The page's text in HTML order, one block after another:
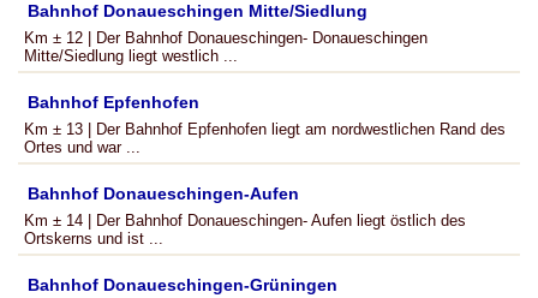
Bahnhof Donaueschingen Mitte/Siedlung
Km ± 12 | Der Bahnhof Donaueschingen- Donaueschingen
Mitte/Siedlung liegt westlich ...
Bahnhof Epfenhofen
Km ± 13 | Der Bahnhof Epfenhofen liegt am nordwestlichen Rand des
Ortes und war ...
Bahnhof Donaueschingen-Aufen
Km ± 14 | Der Bahnhof Donaueschingen- Aufen liegt östlich des
Ortskerns und ist ...
Bahnhof Donaueschingen-Grüningen